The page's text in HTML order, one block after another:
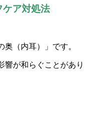
ケア対処法
（内耳）」です。
響が和らぐことがあり